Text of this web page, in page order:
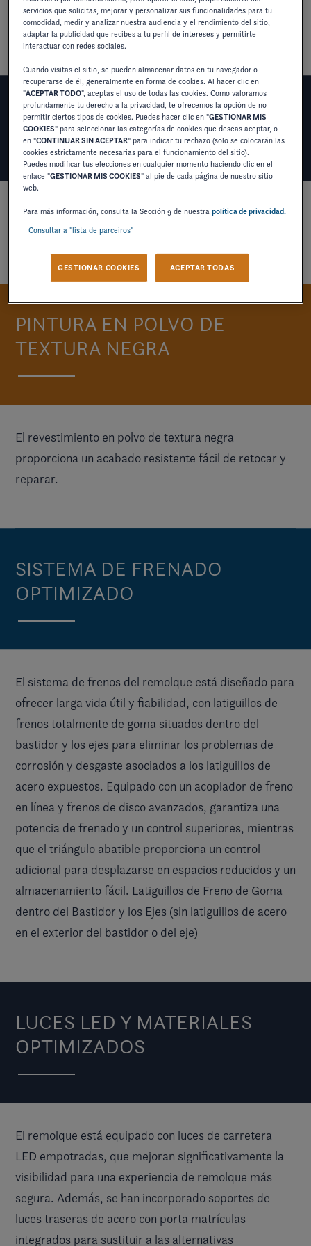
experiencia sin complicaciones para el transporte de
su bowrider Four Winns a cualquier destino.
BASTIDOR TUBULAR SOLDADO
El bastidor tubular soldado ofrece resistencia y larga
vida útil.
PINTURA EN POLVO DE
TEXTURA NEGRA
El revestimiento en polvo de textura negra
proporciona un acabado resistente fácil de retocar y
reparar.
SISTEMA DE FRENADO
OPTIMIZADO
El sistema de frenos del remolque está diseñado para
ofrecer larga vida útil y fiabilidad, con latiguillos de
frenos totalmente de goma situados dentro del
bastidor y los ejes para eliminar los problemas de
corrosión y desgaste asociados a los latiguillos de
acero expuestos. Equipado con un acoplador de freno
en línea y frenos de disco avanzados, garantiza una
potencia de frenado y un control superiores, mientras
que el triángulo abatible proporciona un control
adicional para desplazarse en espacios reducidos y un
almacenamiento fácil. Latiguillos de Freno de Goma
dentro del Bastidor y los Ejes (sin latiguillos de acero
en el exterior del bastidor o del eje)
LUCES LED Y MATERIALES
OPTIMIZADOS
El remolque está equipado con luces de carretera
LED empotradas, que mejoran significativamente la
visibilidad para una experiencia de remolque más
segura. Además, se han incorporado soportes de
luces traseras de acero con porta matrículas
integrados para sustituir a las alternativas
servicios que solicitas, mejorar y personalizar sus funcionalidades para tu
comodidad, medir y analizar nuestra audiencia y el rendimiento del sitio,
adaptar la publicidad que recibes a tu perfil de intereses y permitirte
interactuar con redes sociales.
Cuando visitas el sitio, se pueden almacenar datos en tu navegador o
recuperarse de él, generalmente en forma de cookies. Al hacer clic en
"ACEPTAR TODO", aceptas el uso de todas las cookies. Como valoramos
profundamente tu derecho a la privacidad, te ofrecemos la opción de no
permitir ciertos tipos de cookies. Puedes hacer clic en "GESTIONAR MIS
COOKIES" para seleccionar las categorías de cookies que deseas aceptar, o
en "CONTINUAR SIN ACEPTAR" para indicar tu rechazo (solo se colocarán las
cookies estrictamente necesarias para el funcionamiento del sitio).
Puedes modificar tus elecciones en cualquier momento haciendo clic en el
enlace "GESTIONAR MIS COOKIES" al pie de cada página de nuestro sitio
web.
Para más información, consulta la Sección 9 de nuestrapolítica de privacidad.
Consultar a "lista de parceiros"
GESTIONAR COOKIES ACEPTAR TODAS